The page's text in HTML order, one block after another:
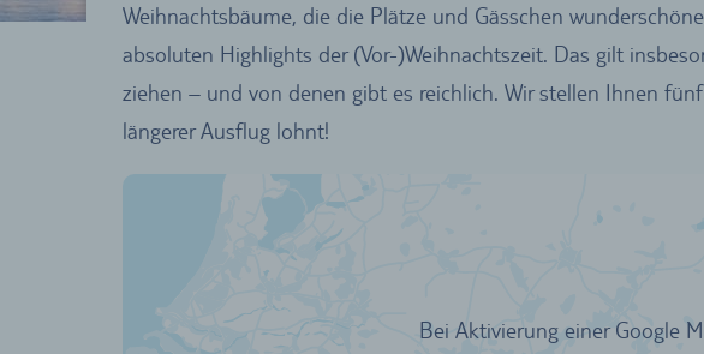
Weihnachtsbäume, die die Plätze und Gässchen
absoluten Highlights der (Vor-)Weihnachtszeit. Das gilt
ziehen – und von denen gibt es reichlich. Wir stellen Ihnen
längerer Ausflug lohnt!
Bei Aktivierung einer Google